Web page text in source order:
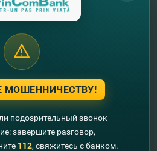
МОШЕННИЧЕСТВУ!
подозрительный звонок
завершите разговор,
112, свяжитесь с банком.